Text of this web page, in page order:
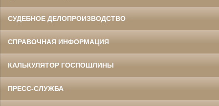
СУДЕБНОЕ ДЕЛОПРОИЗВОДСТВО
СПРАВОЧНАЯ ИНФОРМАЦИЯ
КАЛЬКУЛЯТОР ГОСПОШЛИНЫ
ПРЕСС-СЛУЖБА